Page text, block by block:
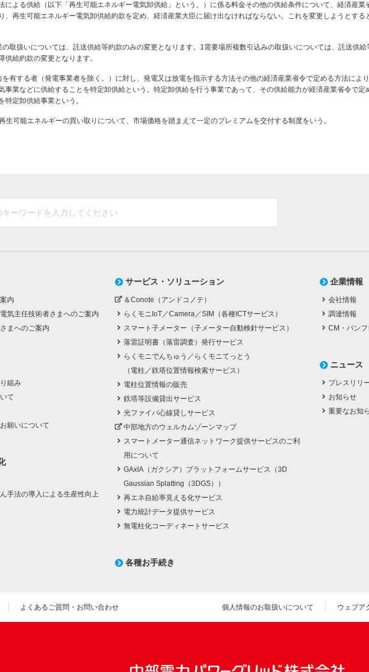
による供給（以下「再生可能エネルギー電気卸供給」という。）に係る料金その他の供給条件について、経済産業
、再生可能エネルギー電気卸供給約款を定め、経済産業大臣に届け出なければならない。これを変更しようとする
の取扱いについては、託送供給等約款のみの変更となります。1需要場所複数引込みの取扱いについては、託送供給
供給約款の変更となります。
を有する者（発電事業者を除く。）に対し、発電又は放電を指示する方法その他の経済産業省令で定める方法によ
事業などに供給することを特定卸供給という。特定卸供給を行う事業であって、その供給能力が経済産業省令で定
特定卸供給事業という。
生可能エネルギーの買い取りについて、市場価格を踏まえて一定のプレミアムを交付する制度をいう。
内
気主任技術者さまへのご案内
まへのご案内
組み
て
願いについて
手法の導入による生産性向上
サービス・ソリューション
＆Conote（アンドコノテ）
らくモニIoT／Camera／SIM（各種ICTサービス）
スマート子メーター（子メーター自動検針サービス）
落雷証明書（落雷調査）発行サービス
らくモニでんちゅう／らくモニてっとう
（電柱／鉄塔位置情報検索サービス）
電柱位置情報の販売
鉄塔等設備貸出サービス
光ファイバ心線貸しサービス
中部地方のウェルカムゾーンマップ
スマートメーター通信ネットワーク提供サービスのご利
用について
GAxIA（ガクシア）プラットフォームサービス（3D
Gaussian Splatting（3DGS））
再エネ自給率見える化サービス
電力統計データ提供サービス
無電柱化コーディネートサービス
各種お手続き
企業情報
会社情報
調達情報
CM・パンフ
ニュース
プレスリリ
お知らせ
重要なお知
よくあるご質問・お問い合わせ 個人情報のお取扱いについて ウェブア